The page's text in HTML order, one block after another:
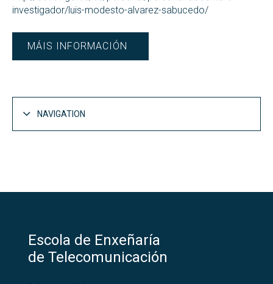
investigador/luis-modesto-alvarez-sabucedo/
MÁIS INFORMACIÓN
NAVIGATION
Escola de Enxeñaría
de Telecomunicación